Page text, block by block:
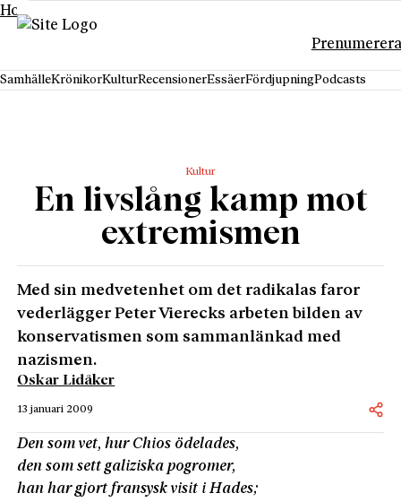
Hoppa till innehåll
Prenumerera
SamhälleKrönikorKulturRecensionerEssäerFördjupningPodcasts
Kultur
En livslång kamp mot
extremismen
Med sin medvetenhet om det radikalas faror
vederlägger Peter Vierecks arbeten bilden av
konservatismen som sammanlänkad med
nazismen.
Oskar Lidåker
13 januari 2009
Den som vet, hur Chios ödelades,
den som sett galiziska pogromer,
han har gjort fransysk visit i Hades;